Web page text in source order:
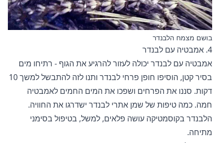
בושם מצמח הלבנדר
4. אמבטיה עם לבנדר
אמבטיה עם לבנדר יכולה לעזור להרגיע את הגוף - רתיחו מים
בסיר קטן, הוסיפו חופן פרחי לבנדר ותנו לזה להתבשל למשך 10
דקות. סננו את הפרחים ושפכו את המים החמים לאמבטיה
חמה. כמה טיפות של שמן אתרי לבנדר ישדרגו את החוויה.
הלבנדר בקוסמטיקה עושה פלאים, למשל, בטיפול בסימני
מתיחה.